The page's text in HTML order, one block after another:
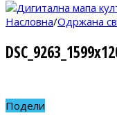
Насловна/Одржана
Подели